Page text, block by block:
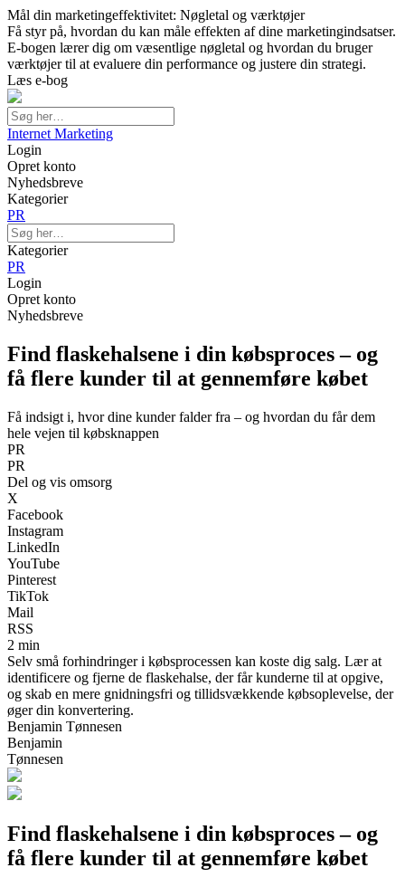
Mål din marketingeffektivitet: Nøgletal og værktøjer
Få styr på, hvordan du kan måle effekten af dine marketingindsatser.
E-bogen lærer dig om væsentlige nøgletal og hvordan du bruger
værktøjer til at evaluere din performance og justere din strategi.
Læs e-bog
Internet Marketing
Login
Opret konto
Nyhedsbreve
Kategorier
PR
Kategorier
PR
Login
Opret konto
Nyhedsbreve
Find flaskehalsene i din købsproces – og
få flere kunder til at gennemføre købet
Få indsigt i, hvor dine kunder falder fra – og hvordan du får dem
hele vejen til købsknappen
PR
PR
Del og vis omsorg
X
Facebook
Instagram
LinkedIn
YouTube
Pinterest
TikTok
Mail
RSS
2 min
Selv små forhindringer i købsprocessen kan koste dig salg. Lær at
identificere og fjerne de flaskehalse, der får kunderne til at opgive,
og skab en mere gnidningsfri og tillidsvækkende købsoplevelse, der
øger din konvertering.
Benjamin Tønnesen
Benjamin
Tønnesen
Find flaskehalsene i din købsproces – og
få flere kunder til at gennemføre købet